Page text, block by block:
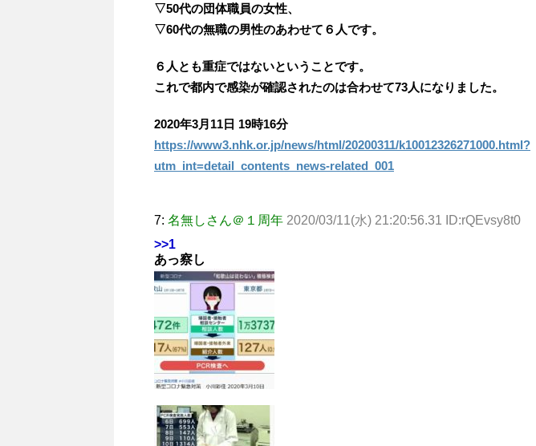
▽50代の団体職員の女性、
▽60代の無職の男性のあわせて６人です。
６人とも重症ではないということです。
これで都内で感染が確認されたのは合わせて73人になりました。
2020年3月11日 19時16分
https://www3.nhk.or.jp/news/html/20200311/k10012326271000.html?
utm_int=detail_contents_news-related_001
7: 名無しさん＠１周年 2020/03/11(水) 21:20:56.31 ID:rQEvsy8t0
>>1
あっ察し